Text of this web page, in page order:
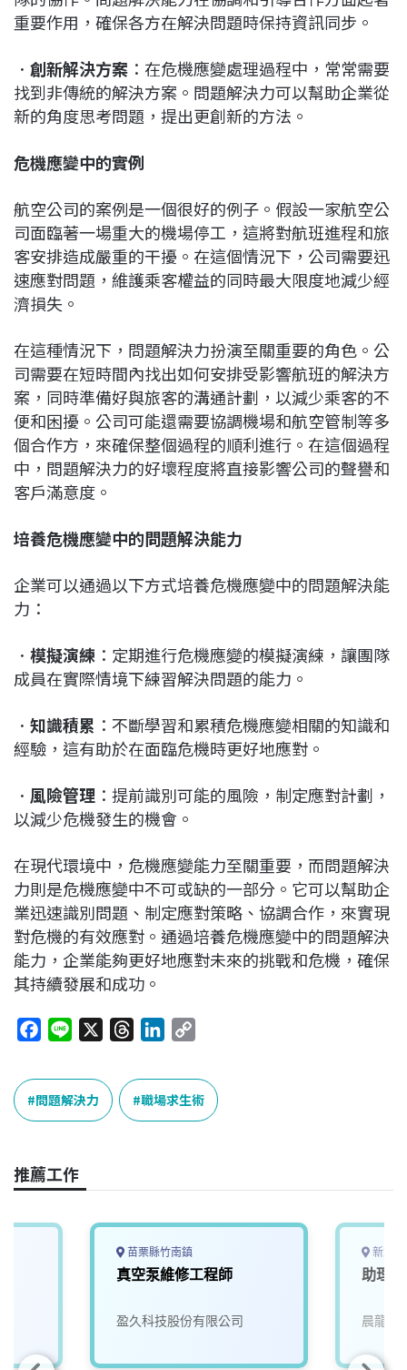
重要作用，確保各方在解決問題時保持資訊同步。
． 創新解決方案 ：在危機應變處理過程中，常常需要
找到非傳統的解決方案。問題解決力可以幫助企業從
新的角度思考問題，提出更創新的方法。
危機應變中的實例
航空公司的案例是一個很好的例子。假設一家航空公
司面臨著一場重大的機場停工，這將對航班進程和旅
客安排造成嚴重的干擾。在這個情況下，公司需要迅
速應對問題，維護乘客權益的同時最大限度地減少經
濟損失。
在這種情況下，問題解決力扮演至關重要的角色。公
司需要在短時間內找出如何安排受影響航班的解決方
案，同時準備好與旅客的溝通計劃，以減少乘客的不
便和困擾。公司可能還需要協調機場和航空管制等多
個合作方，來確保整個過程的順利進行。在這個過程
中，問題解決力的好壞程度將直接影響公司的聲譽和
客戶滿意度。
培養危機應變中的問題解決能力
企業可以通過以下方式培養危機應變中的問題解決能
力：
． 模擬演練 ：定期進行危機應變的模擬演練，讓團隊
成員在實際情境下練習解決問題的能力。
． 知識積累 ：不斷學習和累積危機應變相關的知識和
經驗，這有助於在面臨危機時更好地應對。
． 風險管理 ：提前識別可能的風險，制定應對計劃，
以減少危機發生的機會。
在現代環境中，危機應變能力至關重要，而問題解決
力則是危機應變中不可或缺的一部分。它可以幫助企
業迅速識別問題、制定應對策略、協調合作，來實現
對危機的有效應對。通過培養危機應變中的問題解決
能力，企業能夠更好地應對未來的挑戰和危機，確保
其持續發展和成功。
c
e
b
o
k
n
e
r
e
a
n
k
e
n
p
y
L
k
問題解決力 職場求生術
推薦工作
苗栗縣竹南鎮
真空泵維修工程師
盈久科技股份有限公司
新北
助理
晨龍有